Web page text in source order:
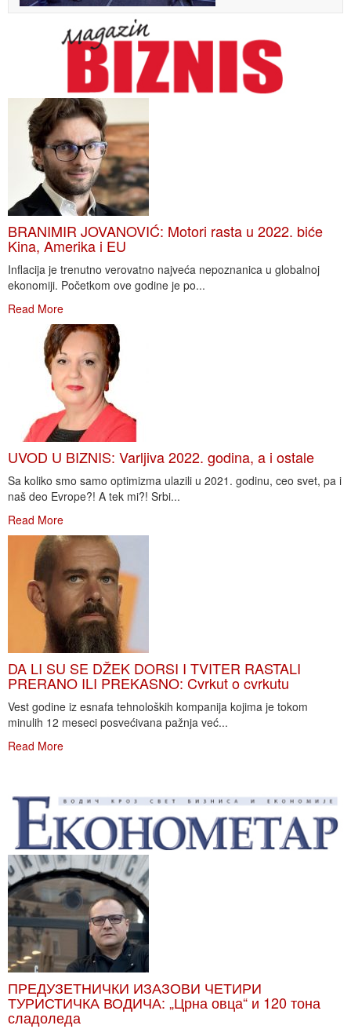
BRANIMIR JOVANOVIĆ: Motori rasta u 2022. biće
Kina, Amerika i EU
Inflacija je trenutno verovatno najveća nepoznanica u globalnoj
ekonomiji. Početkom ove godine je po...
Read More
UVOD U BIZNIS: Varljiva 2022. godina, a i ostale
Sa koliko smo samo optimizma ulazili u 2021. godinu, ceo svet, pa i
naš deo Evrope?! A tek mi?! Srbi...
Read More
DA LI SU SE DŽEK DORSI I TVITER RASTALI
PRERANO ILI PREKASNO: Cvrkut o cvrkutu
Vest godine iz esnafa tehnoloških kompanija kojima je tokom
minulih 12 meseci posvećivana pažnja već...
Read More
ПРЕДУЗЕТНИЧКИ ИЗАЗОВИ ЧЕТИРИ
ТУРИСТИЧКА ВОДИЧА: „Црна овца“ и 120 тона
сладоледа